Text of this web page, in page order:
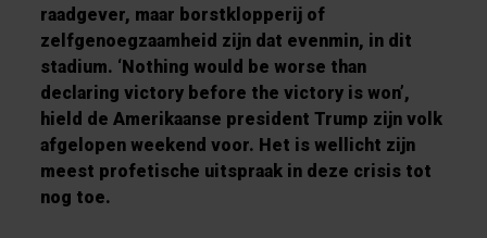
raadgever, maar borstklopperij of
zelfgenoegzaamheid zijn dat evenmin, in dit
stadium. ‘Nothing would be worse than
declaring victory before the victory is won’,
hield de Amerikaanse president Trump zijn volk
afgelopen weekend voor. Het is wellicht zijn
meest profetische uitspraak in deze crisis tot
nog toe.